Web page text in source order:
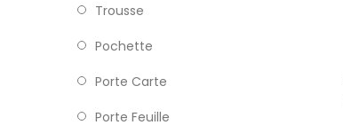
Trousse
Pochette
Porte Carte
Porte Feuille